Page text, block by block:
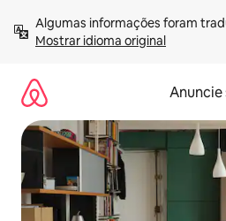
para
Mostrar idioma original
Anuncie